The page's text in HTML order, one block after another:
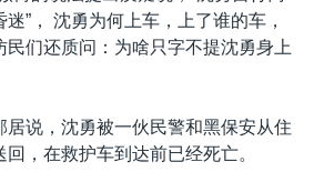
”， 沈勇为何上车，上了谁的车，
们还质问：为啥只字不提沈勇身上
居说，沈勇被一伙民警和黑保安从住
，在救护车到达前已经死亡。